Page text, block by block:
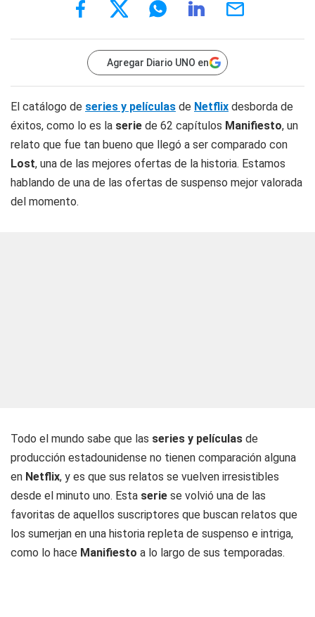
Agregar Diario UNO en
El catálogo de series y películas de Netflix desborda de
éxitos, como lo es la serie de 62 capítulos Manifiesto, un
relato que fue tan bueno que llegó a ser comparado con
Lost, una de las mejores ofertas de la historia. Estamos
hablando de una de las ofertas de suspenso mejor valorada
del momento.
Todo el mundo sabe que las series y películas de
producción estadounidense no tienen comparación alguna
en Netflix, y es que sus relatos se vuelven irresistibles
desde el minuto uno. Esta serie se volvió una de las
favoritas de aquellos suscriptores que buscan relatos que
los sumerjan en una historia repleta de suspenso e intriga,
como lo hace Manifiesto a lo largo de sus temporadas.